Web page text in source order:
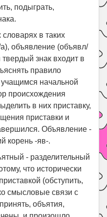
подыграть,
в таких
объявление (объявл/
знак входит в
правило
учащимся начальной
происхождения
в них приставку,
приставки и
Объявление -
корень -яв-.
- разделительный
что исторически
(обступить,
смысловые связи с
объятия,